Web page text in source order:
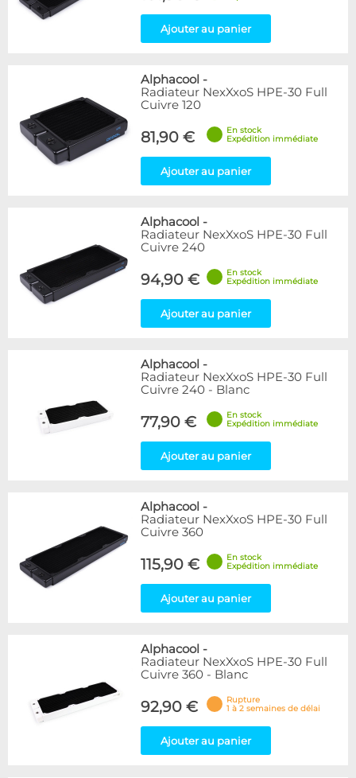
Ajouter au panier
Alphacool -
Radiateur NexXxoS HPE-30 Full
Cuivre 120
81,90 €
En stock
Expédition immédiate
Ajouter au panier
Alphacool -
Radiateur NexXxoS HPE-30 Full
Cuivre 240
94,90 €
En stock
Expédition immédiate
Ajouter au panier
Alphacool -
Radiateur NexXxoS HPE-30 Full
Cuivre 240 - Blanc
77,90 €
En stock
Expédition immédiate
Ajouter au panier
Alphacool -
Radiateur NexXxoS HPE-30 Full
Cuivre 360
115,90 €
En stock
Expédition immédiate
Ajouter au panier
Alphacool -
Radiateur NexXxoS HPE-30 Full
Cuivre 360 - Blanc
92,90 €
Rupture
1 à 2 semaines de délai
Ajouter au panier